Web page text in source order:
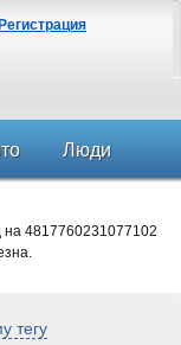
Регистрация
Люди
на 4817760231077102
тегу